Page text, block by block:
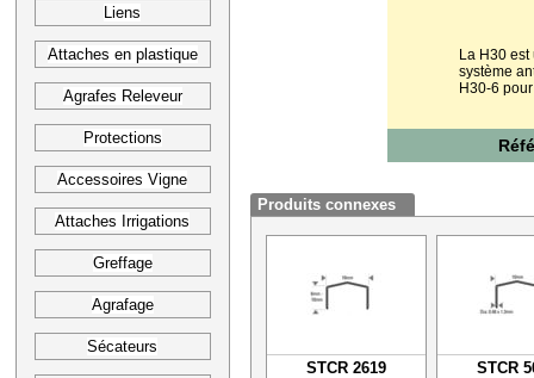
Liens
Attaches en plastique
Agrafes Releveur
Protections
Accessoires Vigne
Attaches Irrigations
Greffage
Agrafage
Sécateurs
La H30
système
H30-6
Produits connexes
STCR 2619 STCR